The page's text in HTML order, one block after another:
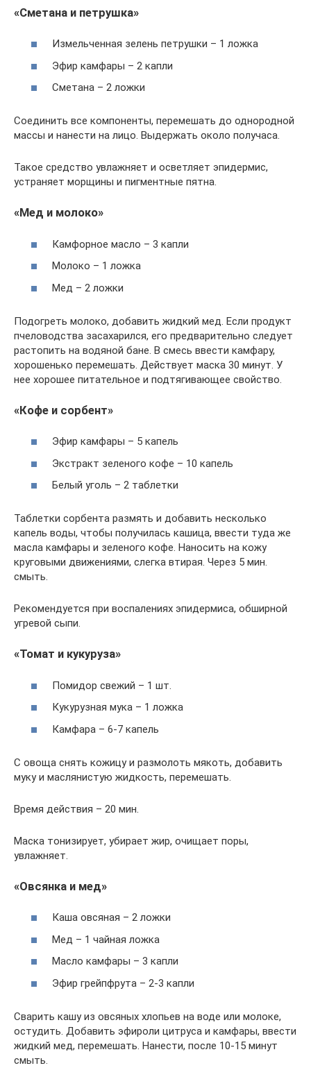
«Сметана и петрушка»
Измельченная зелень петрушки – 1 ложка
Эфир камфары – 2 капли
Сметана – 2 ложки
Соединить все компоненты, перемешать до однородной
массы и нанести на лицо. Выдержать около получаса.
Такое средство увлажняет и осветляет эпидермис,
устраняет морщины и пигментные пятна.
«Мед и молоко»
Камфорное масло – 3 капли
Молоко – 1 ложка
Мед – 2 ложки
Подогреть молоко, добавить жидкий мед. Если продукт
пчеловодства засахарился, его предварительно следует
растопить на водяной бане. В смесь ввести камфару,
хорошенько перемешать. Действует маска 30 минут. У
нее хорошее питательное и подтягивающее свойство.
«Кофе и сорбент»
Эфир камфары – 5 капель
Экстракт зеленого кофе – 10 капель
Белый уголь – 2 таблетки
Таблетки сорбента размять и добавить несколько
капель воды, чтобы получилась кашица, ввести туда же
масла камфары и зеленого кофе. Наносить на кожу
круговыми движениями, слегка втирая. Через 5 мин.
смыть.
Рекомендуется при воспалениях эпидермиса, обширной
угревой сыпи.
«Томат и кукуруза»
Помидор свежий – 1 шт.
Кукурузная мука – 1 ложка
Камфара – 6-7 капель
С овоща снять кожицу и размолоть мякоть, добавить
муку и маслянистую жидкость, перемешать.
Время действия – 20 мин.
Маска тонизирует, убирает жир, очищает поры,
увлажняет.
«Овсянка и мед»
Каша овсяная – 2 ложки
Мед – 1 чайная ложка
Масло камфары – 3 капли
Эфир грейпфрута – 2-3 капли
Сварить кашу из овсяных хлопьев на воде или молоке,
остудить. Добавить эфироли цитруса и камфары, ввести
жидкий мед, перемешать. Нанести, после 10-15 минут
смыть.